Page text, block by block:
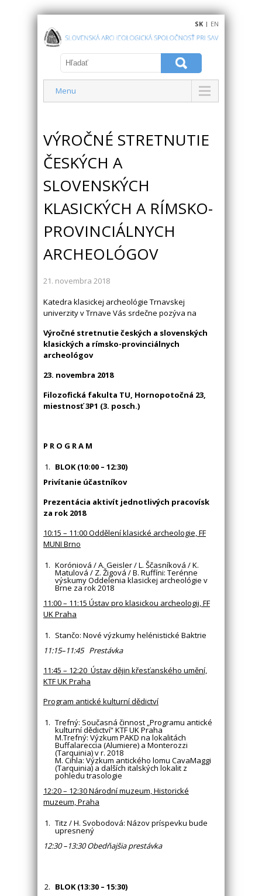
SK | EN
Menu
VÝROČNÉ STRETNUTIE
ČESKÝCH A
SLOVENSKÝCH
KLASICKÝCH A RÍMSKO-
PROVINCIÁLNYCH
ARCHEOLÓGOV
21. novembra 2018
Katedra klasickej archeológie Trnavskej
univerzity v Trnave Vás srdečne pozýva na
Výročné stretnutie českých a slovenských
klasických a rímsko-provinciálnych
archeológov
23. novembra 2018
Filozofická fakulta TU, Hornopotočná 23,
miestnosť 3P1 (3. posch.)
P R O G R A M
BLOK (10:00 – 12:30)
Privítanie účastníkov
Prezentácia aktivít jednotlivých pracovísk
za rok 2018
10:15 – 11:00 Oddělení klasické archeologie, FF
MUNI Brno
Koróniová / A. Geisler / L. Ščasníková / K.
Matulová / Z. Žigová / B. Ruffíni: Terénne
výskumy Oddelenia klasickej archeológie v
Brne za rok 2018
11:00 – 11:15 Ústav pro klasickou archeologii, FF
UK Praha
Stančo: Nové výzkumy helénistické Baktrie
11:15–11:45 Prestávka
11:45 – 12:20 Ústav dějin křesťanského umění,
KTF UK Praha
Program antické kulturní dědictví
Trefný: Současná činnost „Programu antické
kulturní dědictví“ KTF UK Praha
M.Trefný: Výzkum PAKD na lokalitách
Buffalareccia (Alumiere) a Monterozzi
(Tarquinia) v r. 2018
M. Cihla: Výzkum antického lomu CavaMaggi
(Tarquinia) a dalších italských lokalit z
pohledu trasologie
12:20 – 12:30 Národní muzeum, Historické
muzeum, Praha
Titz / H. Svobodová: Názov príspevku bude
upresnený
12:30 –13:30 Obedňajšia prestávka
BLOK (13:30 – 15:30)